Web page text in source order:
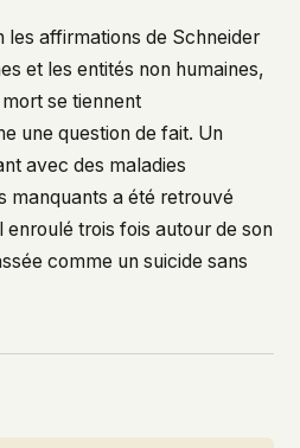
les affirmations de Schneider
et les entités non humaines,
se tiennent
une question de fait. Un
avec des maladies
manquants a été retrouvé
trois fois autour de son
comme un suicide sans